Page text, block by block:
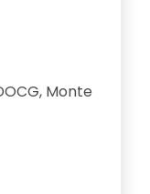
Monte